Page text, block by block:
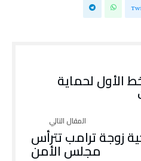
الأول لحماية
زوجة ترامب تترأس
مجلس الأمن